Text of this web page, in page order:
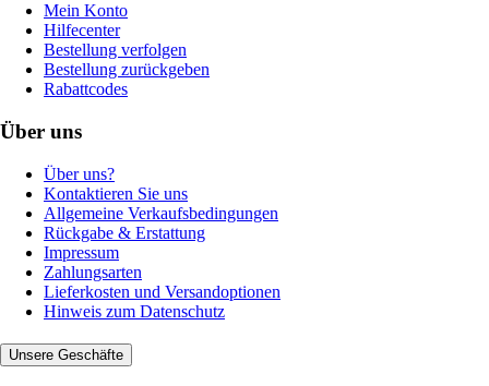
Mein Konto
Hilfecenter
Bestellung verfolgen
Bestellung zurückgeben
Rabattcodes
Über uns
Über uns?
Kontaktieren Sie uns
Allgemeine Verkaufsbedingungen
Rückgabe & Erstattung
Impressum
Zahlungsarten
Lieferkosten und Versandoptionen
Hinweis zum Datenschutz
Unsere Geschäfte